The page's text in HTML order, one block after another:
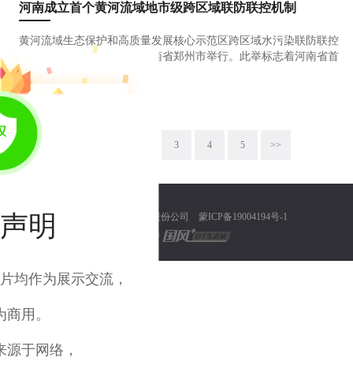
河南成立首个黄河流域地市级跨区域联防联控机制
黄河流域生态保护和高质量发展核心示范区跨区域水污染联防联控
合作协议签字仪式近日在河南省郑州市举行。此举标志着河南省首
个黄河流域地市级跨区域联防联控机制建立，这项举措在全国范围
内也为数不多。
浏览量：2345 2022-01-05
3 4 5 >>
© 内蒙古浩泽环保集股份公司 蒙ICP备19004194号-1
技术支持
明
均作为展示交流，
用。
于网络，